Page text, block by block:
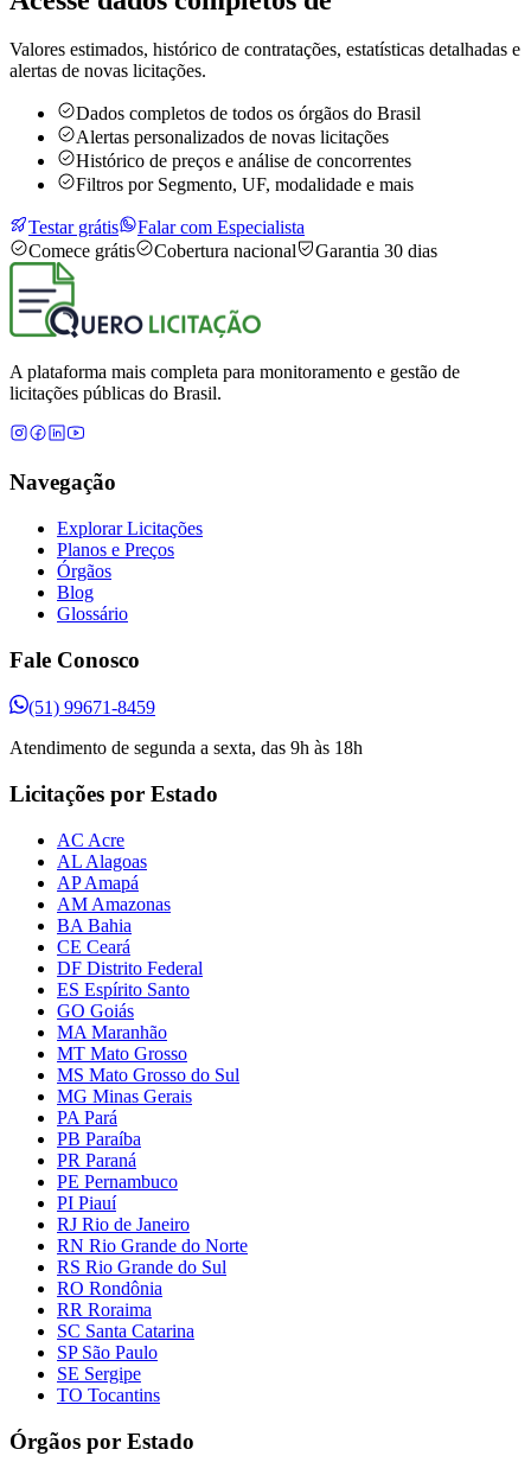
Valores estimados, histórico de contratações, estatísticas detalhadas e
alertas de novas licitações.
Dados completos de todos os órgãos do Brasil
Alertas personalizados de novas licitações
Histórico de preços e análise de concorrentes
Filtros por Segmento, UF, modalidade e mais
Testar grátis
Falar com Especialista
Comece grátis
Cobertura nacional Garantia 30 dias
A plataforma mais completa para monitoramento e gestão de
licitações públicas do Brasil.
Navegação
Explorar Licitações
Planos e Preços
Órgãos
Blog
Glossário
Fale Conosco
(51) 99671-8459
Atendimento de segunda a sexta, das 9h às 18h
Licitações por Estado
AC Acre
AL Alagoas
AP Amapá
AM Amazonas
BA Bahia
CE Ceará
DF Distrito Federal
ES Espírito Santo
GO Goiás
MA Maranhão
MT Mato Grosso
MS Mato Grosso do Sul
MG Minas Gerais
PA Pará
PB Paraíba
PR Paraná
PE Pernambuco
PI Piauí
RJ Rio de Janeiro
RN Rio Grande do Norte
RS Rio Grande do Sul
RO Rondônia
RR Roraima
SC Santa Catarina
SP São Paulo
SE Sergipe
TO Tocantins
Órgãos por Estado